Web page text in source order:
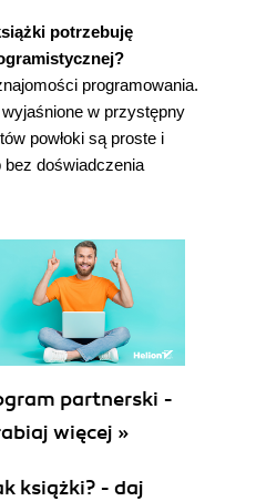
serwera (143)
serwera SAMBA w
XP (145)
serwera (148)
(153)
(155)
hasła
potrzebuję
programowania.
w przystępny
powłoki są proste i
bez doświadczenia
partnerski -
więcej »
książki? - daj